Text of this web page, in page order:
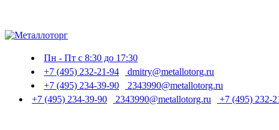
Пн - Пт с 8:30 до 17:30
+7 (495) 232-21-94
dmitry@metallotorg.ru
+7 (495) 234-39-90
2343990@metallotorg.ru
+7 (495) 234-39-90
2343990@metallotorg.ru +7 (495) 232-